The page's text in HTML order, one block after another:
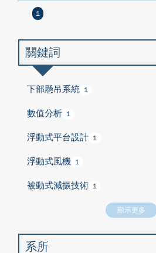
1
關鍵詞
下部懸吊系統 1
數值分析 1
浮動式平台設計 1
浮動式風機 1
被動式減振技術 1
顯示更多
系所